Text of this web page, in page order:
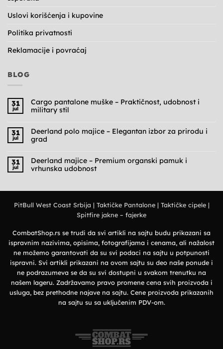
Uslovi korišćenja i kupovine
Politika privatnosti
Reklamacije i povraćaj
BLOG
31
jul
Cargo pantalone muške – Praktičnost, udobnost i
military stil
na
Cargo
pantalone
muške
Praktičnost,
udobnost
i
military
31
jul
Deerland polo majice – Elegantan izbor za prirodu i
grad
na
Deerland
polo
izbor
prirodu
i
31
jul
Deerland majice – Premium organski pamuk i
vrhunska udobnost
–
vrhunska
udobnost
PitBull West Coast Srbija | Taktičke Pantalone| Taktičke cipele|
Spitfire jakne – fajerke
CombatShop.rs se trudi da svi artikli na sajtu budu prikazani sa
ispravnim nazivima, opisima, fotografijama i cenama, ali nažalost
ne možemo garantovati da su svi podaci na sajtu u potpunosti
ispravni. Svi artikli prikazani na ovom sajtu su deo naše ponude i
ne podrazumeva se da su svi dostupni u svakom trenutku na
našem lageru. Zadržavamo pravo promene cena svih proizvoda i
usluga, bez prethodne najave na sajtu. Cene proizvoda prikazanih
na sajtu su sa uključenim PDV-om.